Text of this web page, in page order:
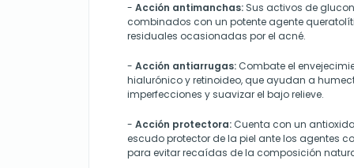
- Acción antimanchas: Sus activos de
combinados con un potente agente
residuales ocasionadas por el acné.
- Acción antiarrugas: Combate el
hialurónico y retinoideo, que ayudan a
imperfecciones y suavizar el bajo relieve.
- Acción protectora: Cuenta con un
escudo protector de la piel ante los agentes
para evitar recaídas de la composición